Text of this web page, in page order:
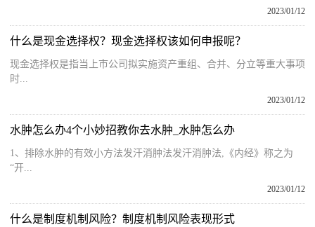
2023/01/12
什么是现金选择权？现金选择权该如何申报呢？
现金选择权是指当上市公司拟实施资产重组、合并、分立等重大事项
时...
2023/01/12
水肿怎么办4个小妙招教你去水肿_水肿怎么办
1、排除水肿的有效小方法发汗消肿法发汗消肿法,《内经》称之为
“开...
2023/01/12
什么是制度机制风险？制度机制风险表现形式